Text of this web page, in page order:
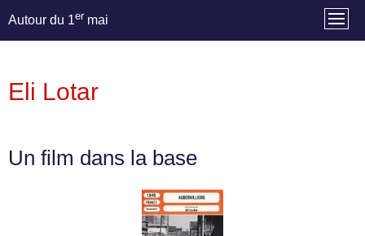
Autour du 1er mai
Eli Lotar
Un film dans la base